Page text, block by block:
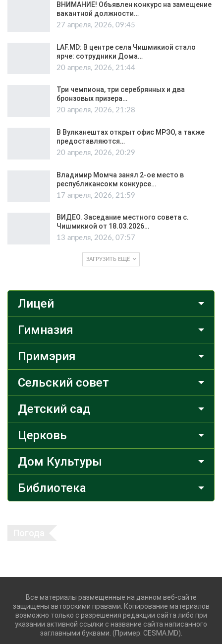
ВНИМАНИЕ! Объявлен конкурс на замещение
вакантной должности…
27 апреля, 2026, 09:45
LAF.MD: В центре села Чишмикиой стало
ярче: сотрудники Дома…
20 апреля, 2026, 21:44
Три чемпиона, три серебрянных и два
бронзовых призера…
20 апреля, 2026, 21:28
В Вулканештах открыт офис МРЭО, а также
предоставляются…
20 апреля, 2026, 20:29
Владимир Момча занял 2-ое место в
республикансокм конкурсе…
17 апреля, 2026, 21:59
ВИДЕО. Заседание местного совета с.
Чишмикиой от 18.03.2026…
13 апреля, 2026, 07:57
ЗАГРУЗИТЬ ЕЩЁ
Лицей
Гимназия
Примэрия
Сельский совет
Детский сад
Церковь
Дом Культуры
Библиотека
Все материалы размещенные на данном веб-сайте
защищены авторскими правами. Копирование материалов
возможно только с разрешения редакции сайта либо при
указании активной ссылки с название сайта написанного
заглавными буквами. (Пример: CESMA.MD).